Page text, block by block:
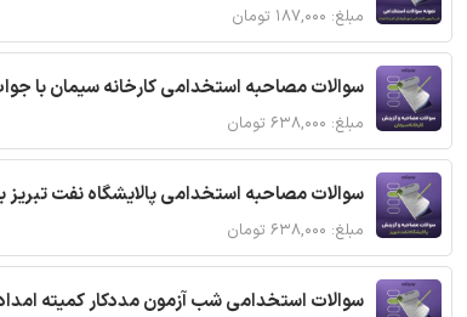
مبلغ: ۱۸۷,۰۰۰ تومان
سوالات مصاحبه استخدامی کارخانه سیمان با
مبلغ: ۶۳۸,۰۰۰ تومان
سوالات مصاحبه استخدامی پالایشگاه نفت
مبلغ: ۶۳۸,۰۰۰ تومان
سوالات استخدامی شب آزمون مددکار کمیته